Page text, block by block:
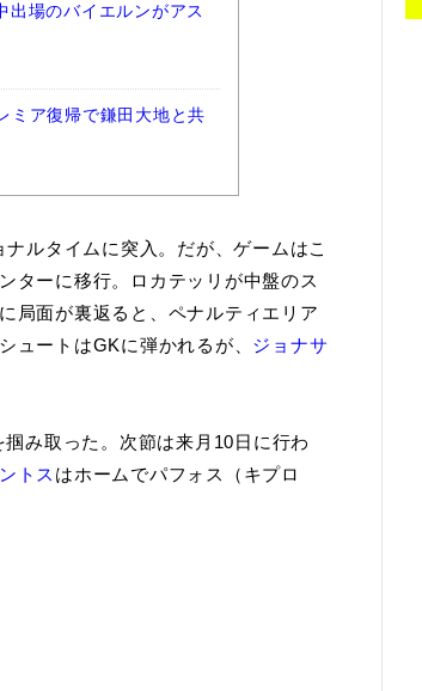
場のバイエルンがアス
ミア復帰で鎌田大地と共
ルタイムに突入。だが、ゲームはこ
ターに移行。ロカテッリが中盤のス
局面が裏返ると、ペナルティエリア
ュートはGKに弾かれるが、 ジョナサ
掴み取った。次節は来月10日に行わ
トス はホームでパフォス（キプロ